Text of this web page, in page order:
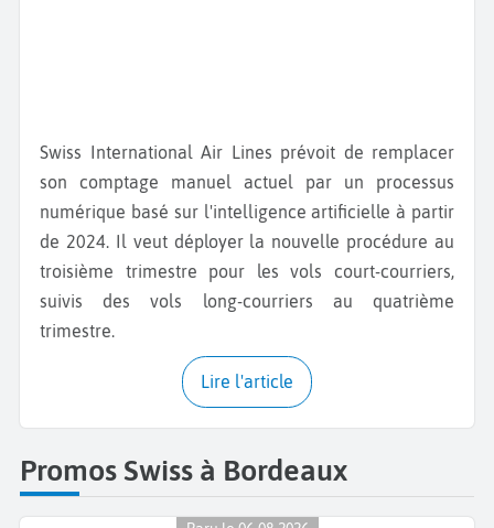
Swiss International Air Lines prévoit de remplacer
son comptage manuel actuel par un processus
numérique basé sur l'intelligence artificielle à partir
de 2024. Il veut déployer la nouvelle procédure au
troisième trimestre pour les vols court-courriers,
suivis des vols long-courriers au quatrième
trimestre.
Lire l'article
Promos Swiss à Bordeaux